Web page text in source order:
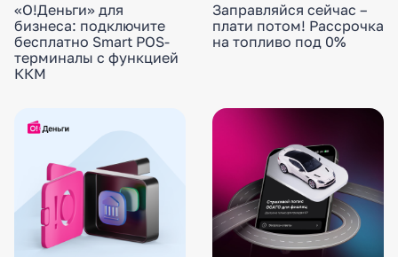
«О!Деньги» для
бизнеса: подключите
бесплатно Smart POS-
терминалы с функцией
ККМ
Заправляйся сейчас –
плати потом! Рассрочка
на топливо под 0%